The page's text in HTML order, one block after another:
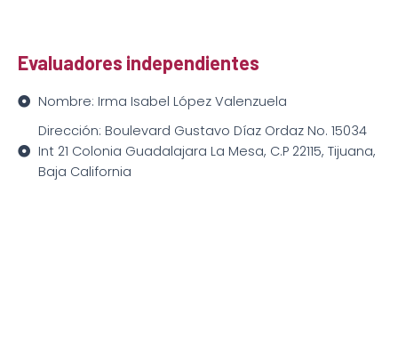
Evaluadores independientes
Nombre: Irma Isabel López Valenzuela
Dirección: Boulevard Gustavo Díaz Ordaz No. 15034
Int 21 Colonia Guadalajara La Mesa, C.P 22115, Tijuana,
Baja California